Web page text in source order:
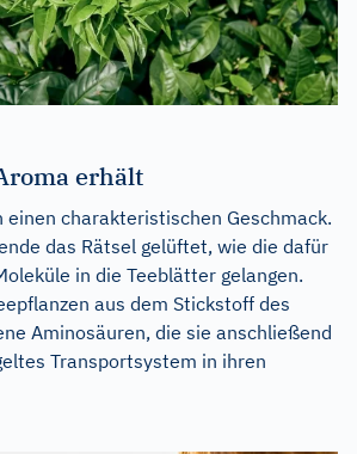
erhält
einen charakteristischen Geschmack.
das Rätsel gelüftet, wie die dafür
in die Teeblätter gelangen.
aus dem Stickstoff des
Aminosäuren, die sie anschließend
Transportsystem in ihren